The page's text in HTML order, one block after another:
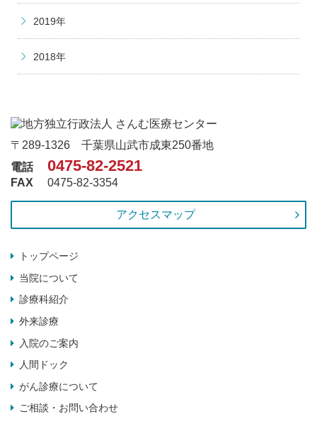
2019年
2018年
〒289-1326 千葉県山武市成東250番地
電話
0475-82-2521
FAX 0475-82-3354
アクセスマップ
トップページ
当院について
診療科紹介
外来診療
入院のご案内
人間ドック
がん診療について
ご相談・お問い合わせ